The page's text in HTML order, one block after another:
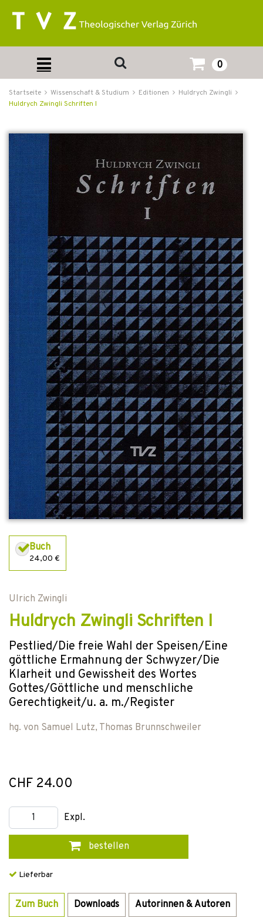
0
Startseite Wissenschaft & Studium Editionen
Huldrych Zwingli
Huldrych Zwingli Schriften I
Buch
24,00 €
Ulrich Zwingli
Huldrych Zwingli Schriften I
Pestlied/Die freie Wahl der Speisen/Eine
göttliche Ermahnung der Schwyzer/Die
Klarheit und Gewissheit des Wortes
Gottes/Göttliche und menschliche
Gerechtigkeit/u. a. m./Register
hg. von Samuel Lutz, Thomas Brunnschweiler
CHF 24.00
Expl.
bestellen
Lieferbar
Zum Buch Downloads Autorinnen & Autoren